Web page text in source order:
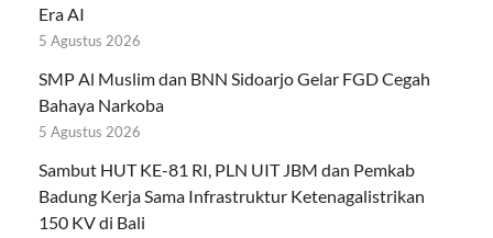
Era AI
5 Agustus 2026
SMP Al Muslim dan BNN Sidoarjo Gelar FGD Cegah
Bahaya Narkoba
5 Agustus 2026
Sambut HUT KE-81 RI, PLN UIT JBM dan Pemkab
Badung Kerja Sama Infrastruktur Ketenagalistrikan
150 KV di Bali